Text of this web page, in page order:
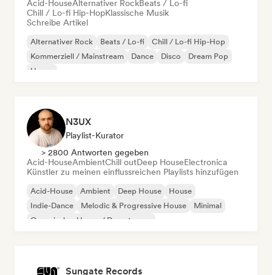
Acid-HouseAlternativer RockBeats / Lo-fi
Chill / Lo-fi Hip-HopKlassische Musik
Schreibe Artikel
Alternativer Rock Beats / Lo-fi
Chill / Lo-fi Hip-Hop
Kommerziell / Mainstream
Dance Disco
Dream Pop
House
N3UX
Playlist-Kurator
> 2800 Antworten gegeben
Acid-HouseAmbientChill outDeep HouseElectronica
Künstler zu meinen einflussreichen Playlists hinzufügen
Acid-House Ambient Deep House
House
Indie-Dance
Melodic & Progressive House
Minimal
Organischer House / Downtempo
Sungate Records